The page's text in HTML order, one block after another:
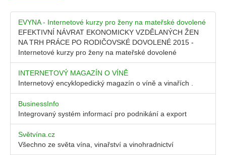
EVYNA - Internetové kurzy pro ženy na mateřské dovolené
EFEKTIVNÍ NÁVRAT EKONOMICKY VZDĚLANÝCH ŽEN
NA TRH PRÁCE PO RODIČOVSKÉ DOVOLENÉ 2015 -
Internetové kurzy pro ženy na mateřské dovolené
INTERNETOVÝ MAGAZÍN O VÍNĚ
Internetový encyklopedický magazín o víně a vinařích .
BusinessInfo
Integrovaný systém informací pro podnikání a export
Světvína.cz
Všechno ze světa vína, vinařství a vinohradnictví